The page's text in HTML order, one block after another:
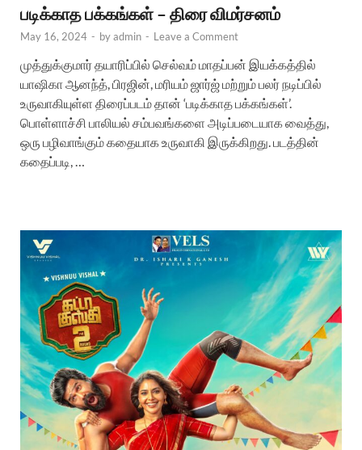
படிக்காத பக்கங்கள் – திரை விமர்சனம்
May 16, 2024 - byadmin - Leave a Comment
முத்துக்குமார் தயாரிப்பில் செல்வம் மாதப்பன் இயக்கத்தில்
யாஷிகா ஆனந்த், பிரஜின், மரியம் ஜார்ஜ் மற்றும் பலர் நடிப்பில்
உருவாகியுள்ள திரைப்படம் தான் ‘படிக்காத பக்கங்கள்’.
பொள்ளாச்சி பாலியல் சம்பவங்களை அடிப்படையாக வைத்து,
ஒரு பழிவாங்கும் கதையாக உருவாகி இருக்கிறது. படத்தின்
கதைப்படி, …